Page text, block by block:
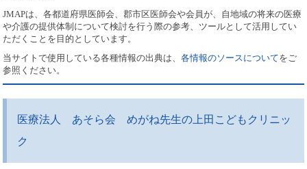
JMAPは、各都道府県医師会、郡市区医師会や会員が、自地域の将来の医療
や介護の提供体制について検討を行う際の参考、ツールとして活用してい
ただくことを目的としています。
当サイトで使用している各種情報の出典は、各情報のソースについてをご
参照ください。
医療法人 あそら会 めがね先生の上田こどもクリニッ
ク